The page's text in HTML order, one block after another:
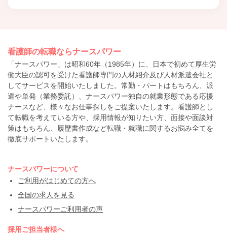
看護師の転職ならナースパワー
「ナースパワー」は昭和60年（1985年）に、日本で初めて厚生労
働大臣の認可を受けた看護師専門の人材紹介及び人材派遣会社と
してサービスを開始いたしました。常勤・パートはもちろん、派
遣や単発（業務委託）、ナースパワー独自の就業形態である応援
ナースなど、様々なお仕事探しをご提案いたします。看護師とし
て転職を考えている方や、採用情報が知りたい方、面接や面談対
策はもちろん、履歴書作成など転職・就職に関するお悩み全てを
徹底サポートいたします。
ナースパワーについて
ご利用がはじめての方へ
全国の求人を見る
ナースパワーご利用者の声
採用ご担当者様へ